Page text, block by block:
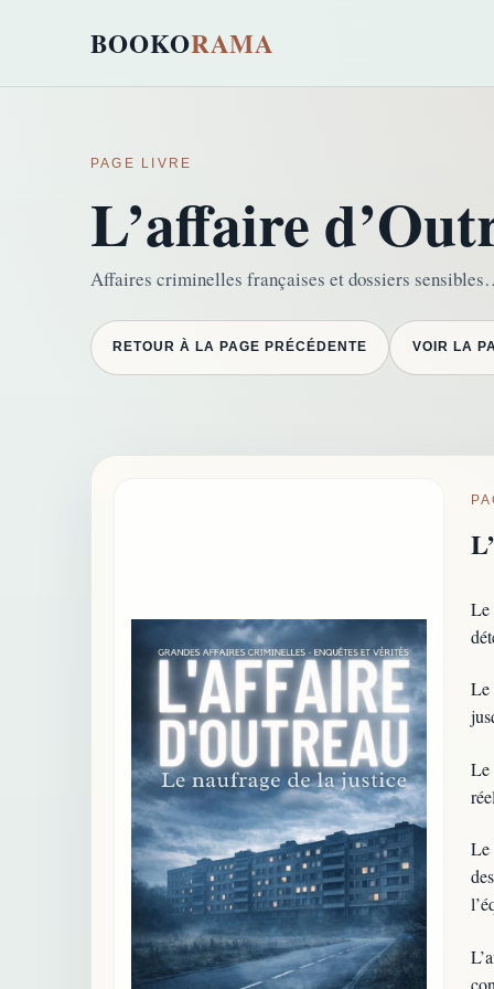
BOOKORAMA
PAGE LIVRE
L’affaire
Affaires criminelles françaises et dossiers
RETOUR À LA PAGE PRÉCÉDENTE VOIR LA
Le
Le
Le
Le